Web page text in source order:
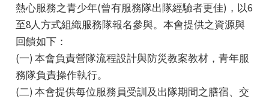
熱心服務之青少年(曾有服務隊出隊經驗者更佳)，以6
至8人方式組織服務隊報名參與。本會提供之資源與
回饋如下：
(一) 本會負責營隊流程設計與防災教案教材，青年服
務隊負責操作執行。
(二) 本會提供每位服務員受訓及出隊期間之膳宿、交